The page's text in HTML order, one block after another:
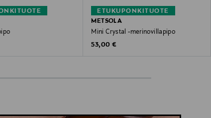
ETUKUPONKITUOTE
METSOLA
Mini Crystal -merinovillapipo
Original Price
53,00 €